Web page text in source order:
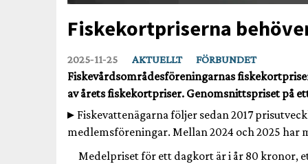
Fiskekortpriserna
2025‑11‑25 AKTUELLT FÖRBUNDET
Fiskevårdsområdesföreningarnas
av årets fiskekortpriser. Genomsnittspriset på
Fiskevattenägarna följer sedan 2017
medlemsföreningar. Mellan 2024 och 2025 har
Medelpriset för ett dagkort är i år 80 kronor,